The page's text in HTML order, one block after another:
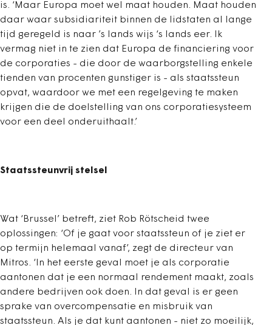
is. ‘Maar Europa moet wel maat houden. Maat houden
daar waar subsidiariteit binnen de lidstaten al lange
tijd geregeld is naar ’s lands wijs ‘s lands eer. Ik
vermag niet in te zien dat Europa de financiering voor
de corporaties - die door de waarborgstelling enkele
tienden van procenten gunstiger is - als staatssteun
opvat, waardoor we met een regelgeving te maken
krijgen die de doelstelling van ons corporatiesysteem
voor een deel onderuithaalt.’
Staatssteunvrij stelsel
Wat ‘Brussel’ betreft, ziet Rob Rötscheid twee
oplossingen: ‘Of je gaat voor staatssteun of je ziet er
op termijn helemaal vanaf’, zegt de directeur van
Mitros. ‘In het eerste geval moet je als corporatie
aantonen dat je een normaal rendement maakt, zoals
andere bedrijven ook doen. In dat geval is er geen
sprake van overcompensatie en misbruik van
staatssteun. Als je dat kunt aantonen - niet zo moeilijk,